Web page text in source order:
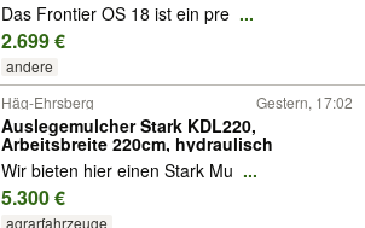
Das Frontier OS 18 ist ein pre ...
2.699 €
andere
Häg-Ehrsberg Gestern, 17:02
Auslegemulcher Stark KDL220,
Arbeitsbreite 220cm, hydraulisch
Wir bieten hier einen Stark Mu ...
5.300 €
agrarfahrzeuge